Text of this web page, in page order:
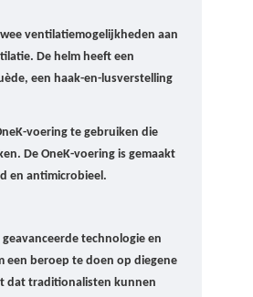
ventilatiemogelijkheden aan
De helm heeft een
een haak-en-lusverstelling
voering te gebruiken die
De OneK-voering is gemaakt
en antimicrobieel.
technologie en
een ​​beroep te doen op diegene
dat traditionalisten kunnen